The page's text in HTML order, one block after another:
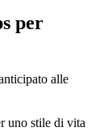
per
alle
uno stile di vita